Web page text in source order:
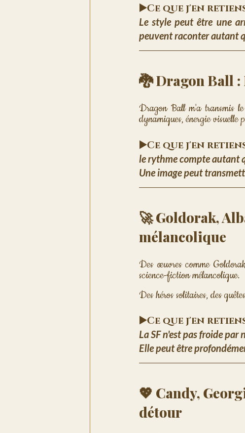
▶️Ce que j'en
Le style peut être une
peuvent raconter autant
🐉 Dragon Ball :
Dragon Ball m'a transmis le
dynamiques, énergie visuelle
▶️Ce que j'en
le rythme compte autant
Une image peut
🚀 Goldorak,
mélancolique
Des œuvres comme
science-fiction mélancolique.
Des héros solitaires, des
▶️Ce que j'en
La SF n'est pas froide par
Elle peut être
💖 Candy,
détour